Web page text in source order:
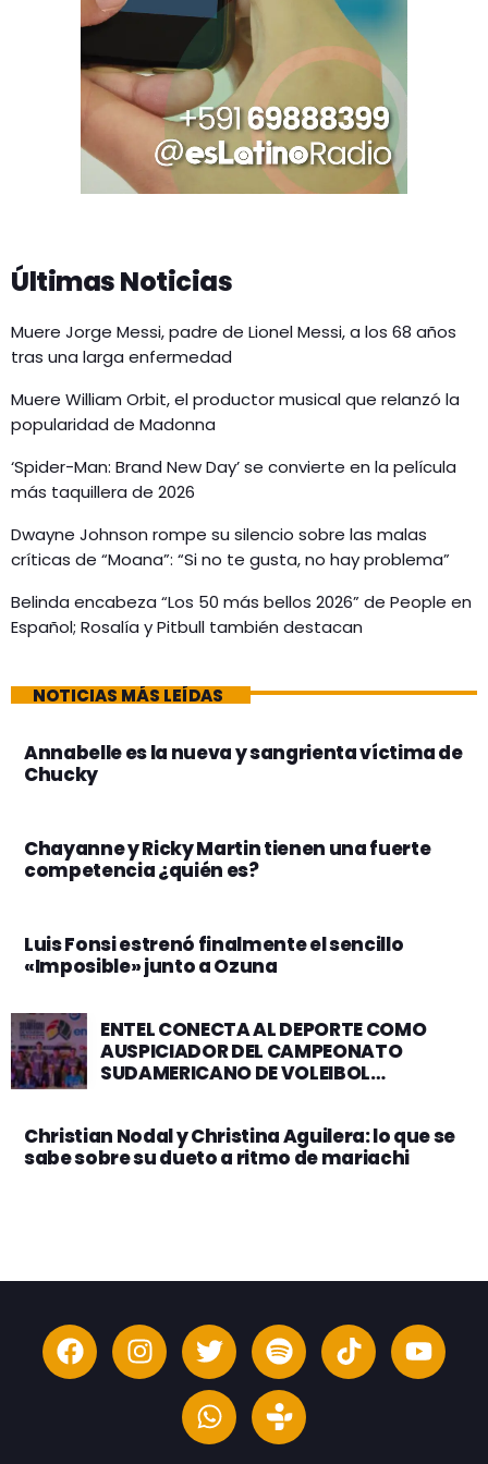
Últimas Noticias
Muere Jorge Messi, padre de Lionel Messi, a los 68 años
tras una larga enfermedad
Muere William Orbit, el productor musical que relanzó la
popularidad de Madonna
‘Spider-Man: Brand New Day’ se convierte en la película
más taquillera de 2026
Dwayne Johnson rompe su silencio sobre las malas
críticas de “Moana”: “Si no te gusta, no hay problema”
Belinda encabeza “Los 50 más bellos 2026” de People en
Español; Rosalía y Pitbull también destacan
NOTICIAS MÁS LEÍDAS
Annabelle es la nueva y sangrienta víctima de
Chucky
Chayanne y Ricky Martin tienen una fuerte
competencia ¿quién es?
Luis Fonsi estrenó finalmente el sencillo
«Imposible» junto a Ozuna
ENTEL CONECTA AL DEPORTE COMO
AUSPICIADOR DEL CAMPEONATO
SUDAMERICANO DE VOLEIBOL
Christian Nodal y Christina Aguilera: lo que se
sabe sobre su dueto a ritmo de mariachi